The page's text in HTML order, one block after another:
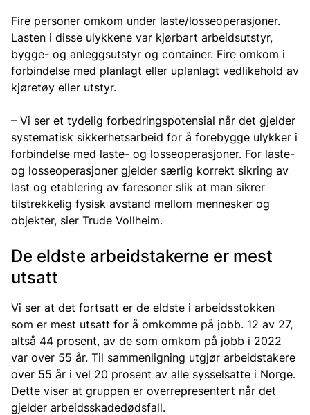
Fire personer omkom under laste/losseoperasjoner.
Lasten i disse ulykkene var kjørbart arbeidsutstyr,
bygge- og anleggsutstyr og container. Fire omkom i
forbindelse med planlagt eller uplanlagt vedlikehold av
kjøretøy eller utstyr.
– Vi ser et tydelig forbedringspotensial når det gjelder
systematisk sikkerhetsarbeid for å forebygge ulykker i
forbindelse med laste- og losseoperasjoner. For laste-
og losseoperasjoner gjelder særlig korrekt sikring av
last og etablering av faresoner slik at man sikrer
tilstrekkelig fysisk avstand mellom mennesker og
objekter, sier Trude Vollheim.
De eldste arbeidstakerne er mest
utsatt
Vi ser at det fortsatt er de eldste i arbeidsstokken
som er mest utsatt for å omkomme på jobb. 12 av 27,
altså 44 prosent, av de som omkom på jobb i 2022
var over 55 år. Til sammenligning utgjør arbeidstakere
over 55 år i vel 20 prosent av alle sysselsatte i Norge.
Dette viser at gruppen er overrepresentert når det
gjelder arbeidsskadedødsfall.